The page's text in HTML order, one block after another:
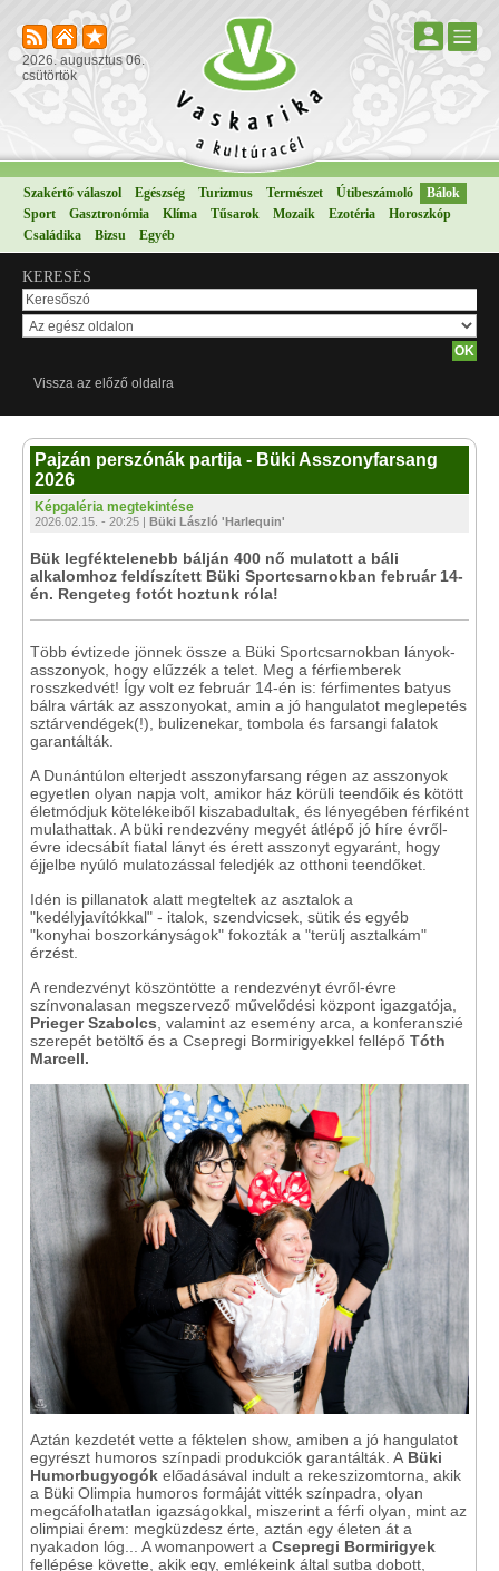
2026. augusztus 06.
csütörtök
Szakértő válaszol Egészség Turizmus Természet Útibeszámoló
Bálok
Sport
Gasztronómia Klíma Tűsarok Mozaik Ezotéria
Horoszkóp
Családika
Bizsu Egyéb
KERESÉS
Vissza az előző oldalra
Pajzán perszónák partija - Büki Asszonyfarsang
2026
Képgaléria megtekintése
2026.02.15. - 20:25 | Büki László 'Harlequin'
Bük legféktelenebb bálján 400 nő mulatott a báli
alkalomhoz feldíszített Büki Sportcsarnokban február 14-
én. Rengeteg fotót hoztunk róla!
Több évtizede jönnek össze a Büki Sportcsarnokban lányok-
asszonyok, hogy elűzzék a telet. Meg a férfiemberek
rosszkedvét! Így volt ez február 14-én is: férfimentes batyus
bálra várták az asszonyokat, amin a jó hangulatot meglepetés
sztárvendégek(!), bulizenekar, tombola és farsangi falatok
garantálták.
A Dunántúlon elterjedt asszonyfarsang régen az asszonyok
egyetlen olyan napja volt, amikor ház körüli teendőik és kötött
életmódjuk kötelékeiből kiszabadultak, és lényegében férfiként
mulathattak. A büki rendezvény megyét átlépő jó híre évről-
évre idecsábít fiatal lányt és érett asszonyt egyaránt, hogy
éjjelbe nyúló mulatozással feledjék az otthoni teendőket.
Idén is pillanatok alatt megteltek az asztalok a
"kedélyjavítókkal" - italok, szendvicsek, sütik és egyéb
"konyhai boszorkányságok" fokozták a "terülj asztalkám"
érzést.
A rendezvényt köszöntötte a rendezvényt évről-évre
színvonalasan megszervező művelődési központ igazgatója,
Prieger Szabolcs , valamint az esemény arca, a konferanszié
szerepét betöltő és a Csepregi Bormirigyekkel fellépő Tóth
Marcell.
Aztán kezdetét vette a féktelen show, amiben a jó hangulatot
egyrészt humoros színpadi produkciók garantálták. A Büki
Humorbugyogók előadásával indult a rekeszizomtorna, akik
a Büki Olimpia humoros formáját vitték színpadra, olyan
megcáfolhatatlan igazságokkal, miszerint a férfi olyan, mint az
olimpiai érem: megküzdesz érte, aztán egy életen át a
nyakadon lóg... A womanpowert a Csepregi Bormirigyek
fellépése követte, akik egy, emlékeink által sutba dobott,